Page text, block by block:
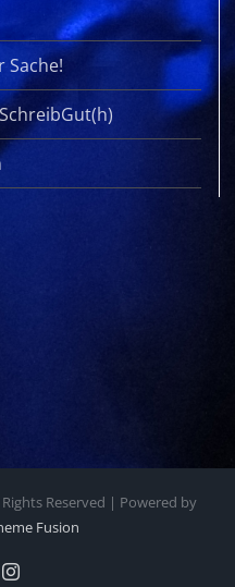
Sache!
Reserved | Powered by
Fusion
Instagram